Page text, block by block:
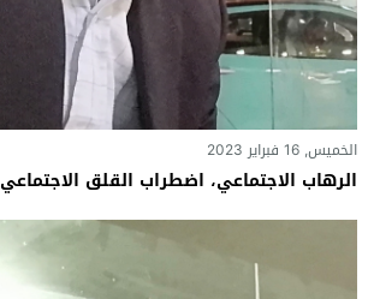
الخميس, 16 فبراير 2023
الرهاب الاجتماعي، اضطراب القلق الاجتماعي